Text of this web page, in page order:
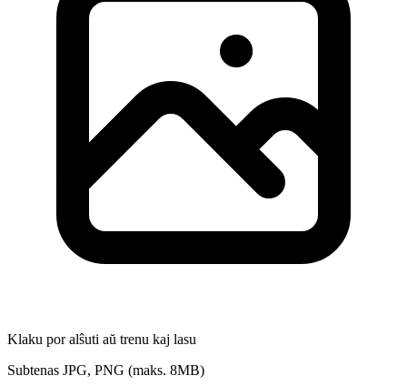
Klaku por alŝuti aŭ trenu kaj lasu
Subtenas JPG, PNG (maks. 8MB)